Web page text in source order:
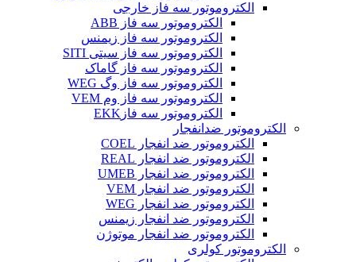
الکتروموتور سه فاز خارجی
الکتروموتور سه فاز ABB
الکتروموتور سه فاز زیمنس
الکتروموتور سه فاز سیتی SITI
الکتروموتور سه فاز گاماک
الکتروموتور سه فاز وگ WEG
الکتروموتور سه فاز وم VEM
الکتروموتور سه فازEKK
الکتروموتور ضدانفجار
الکتروموتور ضد انفجار COEL
الکتروموتور ضد انفجار REAL
الکتروموتور ضد انفجار UMEB
الکتروموتور ضد انفجار VEM
الکتروموتور ضد انفجار WEG
الکتروموتور ضد انفجار زیمنس
الکتروموتور ضد انفجار موتوژن
الکتروموتور کولری